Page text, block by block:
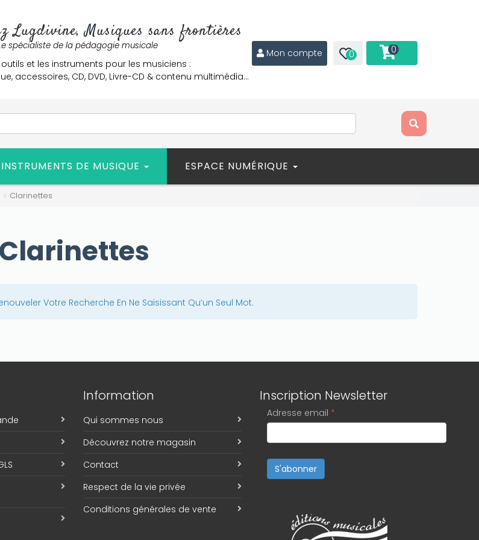
Lugdivine, Musiques sans frontières
spécialiste de la pédagogie musicale
et les instruments pour les musiciens :
accessoires, CD, DVD, Livre-CD & contenu multimédia…
Mon compte 0 0
INSTRUMENTS DE MUSIQUE ESPACE NUMÉRIQUE
Clarinettes
Clarinettes
Votre Recherche En Ne Saisissant Qu’un Seul Mot.
Information
Qui sommes nous
Découvrez notre magasin
Contact
Respect de la vie privée
Conditions générales de vente
Inscription Newsletter
Adresse email *
S'abonner